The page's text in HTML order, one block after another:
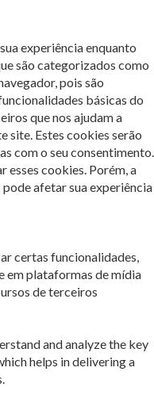
experiência enquanto
são categorizados como
pois são
básicas do
que nos ajudam a
site. Estes cookies serão
com o seu consentimento.
esses cookies. Porém, a
afetar sua experiência
certas funcionalidades,
em plataformas de mídia
de terceiros
and analyze the key
helps in delivering a